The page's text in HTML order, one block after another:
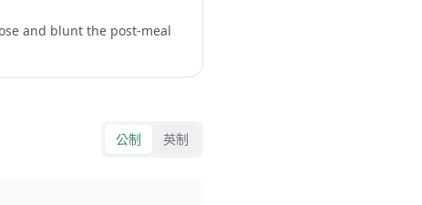
and blunt the post-meal
公制 英制